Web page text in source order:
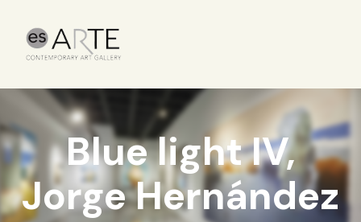
Blue light IV,
Jorge Hernández